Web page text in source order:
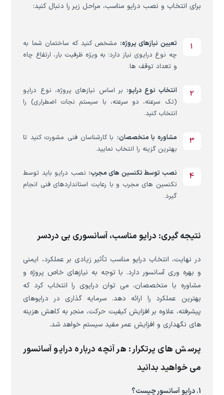
برای انتخاب و نصب درایو مناسب، مراحل زیر را دنبال کنید:
تعیین نیازهای پروژه: مشخص کنید که ساختمان شما به
چه نوع درایوی نیاز دارد؛ به ویژه ظرفیت بار، ارتفاع چاه
و تعداد توقف ها.
انتخاب نوع درایو: بر اساس نیازهای پروژه، نوع درایو
(تک سرعته، دو سرعته، با سیستم نجات اضطراری) را
انتخاب کنید.
مشاوره با متخصصان: با کارشناسان فنی مشورت کنید تا
بهترین گزینه را انتخاب نمایید.
نصب توسط تکنسین های مجرب: نصب درایو باید توسط
تکنسین های مجرب و با رعایت استانداردهای فنی انجام
گیرد.
نتیجه گیری: درایو مناسب، آسانسوری بی دردسر
در نهایت، انتخاب درایو مناسب تأثیر زیادی بر عملکرد، ایمنی
و بهره وری آسانسور دارد. با توجه به نیازهای خاص پروژه و
مشاوره با متخصصان، می توان درایوی را انتخاب کرد که
بهترین عملکرد را ارائه دهد. سرمایه گذاری در درایوهای
پیشرفته، علاوه بر افزایش کیفیت حرکت، منجر به کاهش هزینه
های نگهداری و افزایش عمر مفید سیستم خواهد شد.
پرسش های پرتکرار: هر آنچه درباره درایو آسانسور
می خواهید بدانید
1. درایو آسانسور چیست؟